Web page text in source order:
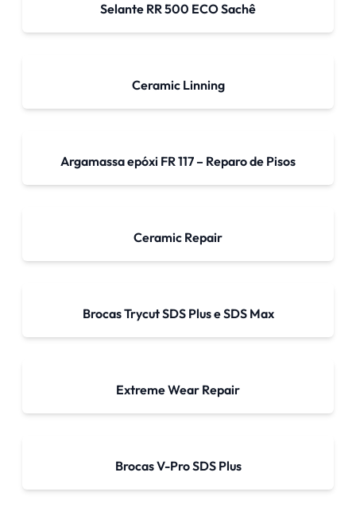
Selante RR 500 ECO Sachê
Ceramic Linning
Argamassa epóxi FR 117 – Reparo de Pisos
Ceramic Repair
Brocas Trycut SDS Plus e SDS Max
Extreme Wear Repair
Brocas V-Pro SDS Plus